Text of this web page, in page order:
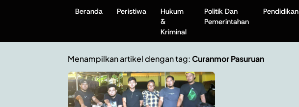
Beranda Peristiwa
Hukum
&
Kriminal
Politik Dan
Pemerintahan
Pendidikan
Menampilkan artikel dengan tag:Curanmor Pasuruan